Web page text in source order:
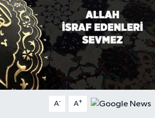
A- A+
Hayatı
TV